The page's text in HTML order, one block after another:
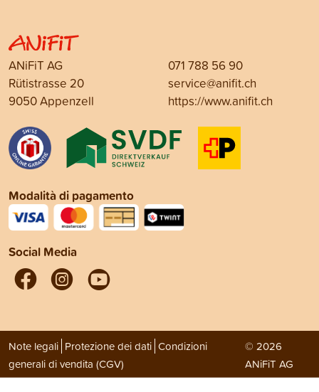
ANiFiT AG
Rütistrasse 20
9050 Appenzell
071 788 56 90
service@anifit.ch
https://www.anifit.ch
Modalità di pagamento
Social Media
Note legali Protezione dei dati Condizioni
generali di vendita (CGV)
© 2026
ANiFiT AG